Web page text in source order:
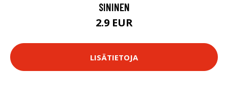
SININEN
2.9 EUR
LISÄTIETOJA